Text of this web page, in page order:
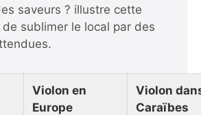
saveurs ? illustre cette
sublimer le local par des
Violon en
Europe
Violon
Caraïbes